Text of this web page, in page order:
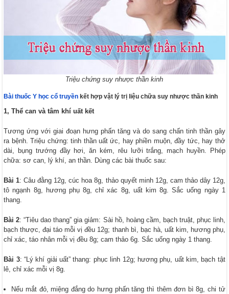
Triệu chứng suy nhược thần kinh
Bài thuốc Y học cổ truyền kết hợp vật lý trị liệu chữa suy nhược thần kinh
1, Thể can và tâm khí uất kết
Tương ứng với giai đoạn hưng phấn tăng và do sang chấn tinh thần gây
ra bệnh. Triệu chứng: tinh thần uất ức, hay phiền muộn, đầy tức, hay thở
dài, bụng trướng đầy hơi, ăn kém, rêu lưỡi trắng, mạch huyền. Phép
chữa: sơ can, lý khí, an thần. Dùng các bài thuốc sau:
Bài 1: Câu đằng 12g, cúc hoa 8g, thảo quyết minh 12g, cam thảo dây 12g,
tô ngạnh 8g, hương phụ 8g, chỉ xác 8g, uất kim 8g. Sắc uống ngày 1
thang.
Bài 2: “Tiêu dao thang” gia giảm: Sài hồ, hoàng cầm, bạch truật, phục linh,
bạch thược, đại táo mỗi vị đều 12g; thanh bì, bạc hà, uất kim, hương phụ,
chỉ xác, táo nhân mỗi vị đều 8g; cam thảo 6g. Sắc uống ngày 1 thang.
Bài 3: “Lý khí giải uất” thang: phục linh 12g; hương phụ, uất kim, bạch tật
lê, chỉ xác mỗi vị 8g.
Nếu mắt đỏ, miệng đắng do hưng phấn tăng thì thêm đơn bì 8g, chi tử